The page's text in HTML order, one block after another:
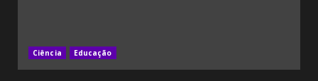
Ciência Educação